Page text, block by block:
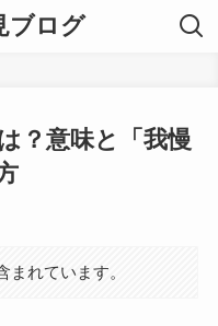
ブログ
？意味と「我慢
れています。